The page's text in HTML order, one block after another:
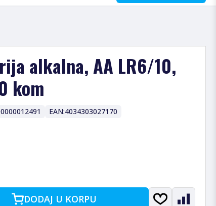
alkalna, AA LR6/10,
kom
EAN:4034303027170
DODAJ U KORPU